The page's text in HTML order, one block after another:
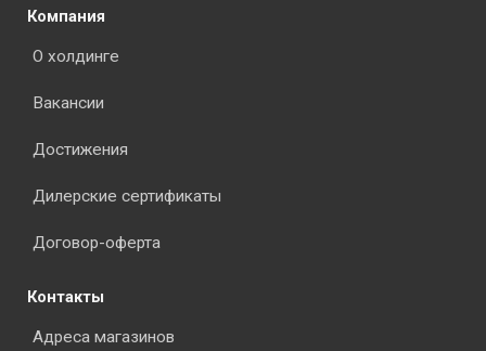
Компания
О холдинге
Вакансии
Достижения
Дилерские сертификаты
Договор-оферта
Контакты
Адреса магазинов